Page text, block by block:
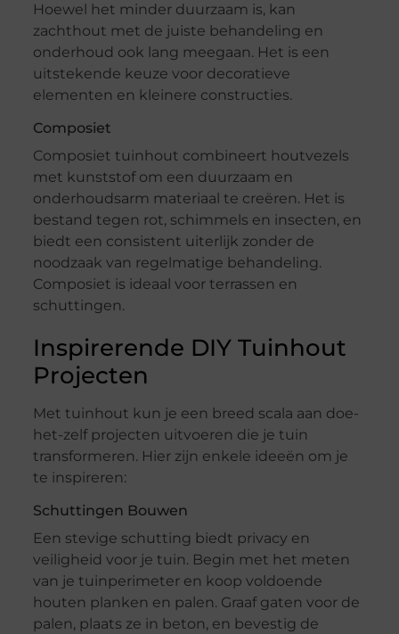
Hoewel het minder duurzaam is, kan
zachthout met de juiste behandeling en
onderhoud ook lang meegaan. Het is een
uitstekende keuze voor decoratieve
elementen en kleinere constructies.
Composiet
Composiet tuinhout combineert houtvezels
met kunststof om een duurzaam en
onderhoudsarm materiaal te creëren. Het is
bestand tegen rot, schimmels en insecten, en
biedt een consistent uiterlijk zonder de
noodzaak van regelmatige behandeling.
Composiet is ideaal voor terrassen en
schuttingen.
Inspirerende DIY Tuinhout
Projecten
Met tuinhout kun je een breed scala aan doe-
het-zelf projecten uitvoeren die je tuin
transformeren. Hier zijn enkele ideeën om je
te inspireren:
Schuttingen Bouwen
Een stevige schutting biedt privacy en
veiligheid voor je tuin. Begin met het meten
van je tuinperimeter en koop voldoende
houten planken en palen. Graaf gaten voor de
palen, plaats ze in beton, en bevestig de